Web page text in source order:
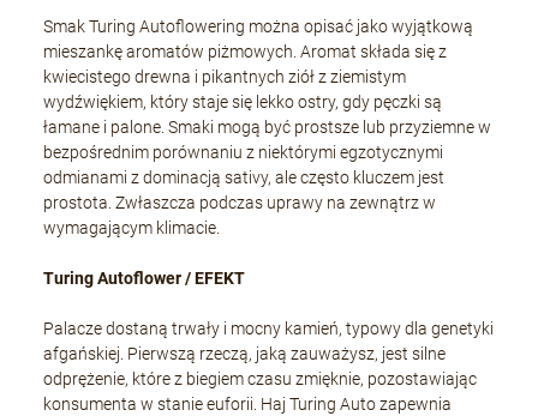
Smak Turing Autoflowering można opisać jako wyjątkową
mieszankę aromatów piżmowych. Aromat składa się z
kwiecistego drewna i pikantnych ziół z ziemistym
wydźwiękiem, który staje się lekko ostry, gdy pęczki są
łamane i palone. Smaki mogą być prostsze lub przyziemne w
bezpośrednim porównaniu z niektórymi egzotycznymi
odmianami z dominacją sativy, ale często kluczem jest
prostota. Zwłaszcza podczas uprawy na zewnątrz w
wymagającym klimacie.
Turing Autoflower / EFEKT
Palacze dostaną trwały i mocny kamień, typowy dla genetyki
afgańskiej. Pierwszą rzeczą, jaką zauważysz, jest silne
odprężenie, które z biegiem czasu zmięknie, pozostawiając
konsumenta w stanie euforii. Haj Turing Auto zapewnia